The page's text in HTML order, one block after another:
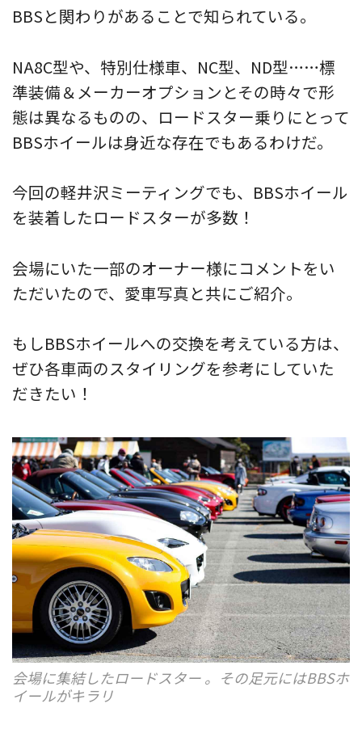
BBSと関わりがあることで知られている。
NA8C型や、特別仕様車、NC型、ND型……標
準装備＆メーカーオプションとその時々で形
態は異なるものの、ロードスター乗りにとって
BBSホイールは身近な存在でもあるわけだ。
今回の軽井沢ミーティングでも、BBSホイール
を装着したロードスターが多数！
会場にいた一部のオーナー様にコメントをい
ただいたので、愛車写真と共にご紹介。
もしBBSホイールへの交換を考えている方は、
ぜひ各車両のスタイリングを参考にしていた
だきたい！
会場に集結したロードスター 。その足元にはBBSホ
イールがキラリ